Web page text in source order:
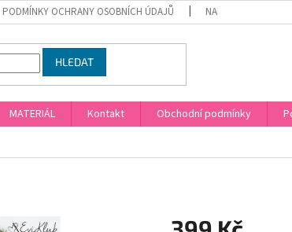
PODMÍNKY OCHRANY OSOBNÍCH ÚDAJŮ NAPIŠTE NÁM
HLEDAT
MATERIÁL Kontakt Obchodní podmínky